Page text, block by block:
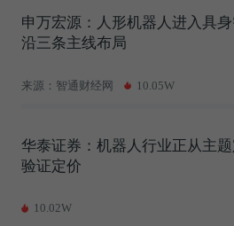
申万宏源：人形机器人进入具
沿三条主线布局
来源：智通财经网 10.05W
华泰证券：机器人行业正从主
验证定价
10.02W